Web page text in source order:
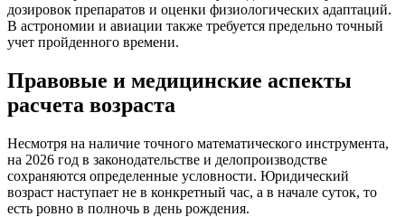
дозировок препаратов и оценки физиологических адаптаций.
В астрономии и авиации также требуется предельно точный
учет пройденного времени.
Правовые и медицинские аспекты
расчета возраста
Несмотря на наличие точного математического инструмента,
на 2026 год в законодательстве и делопроизводстве
сохраняются определенные условности. Юридический
возраст наступает не в конкретный час, а в начале суток, то
есть ровно в полночь в день рождения.